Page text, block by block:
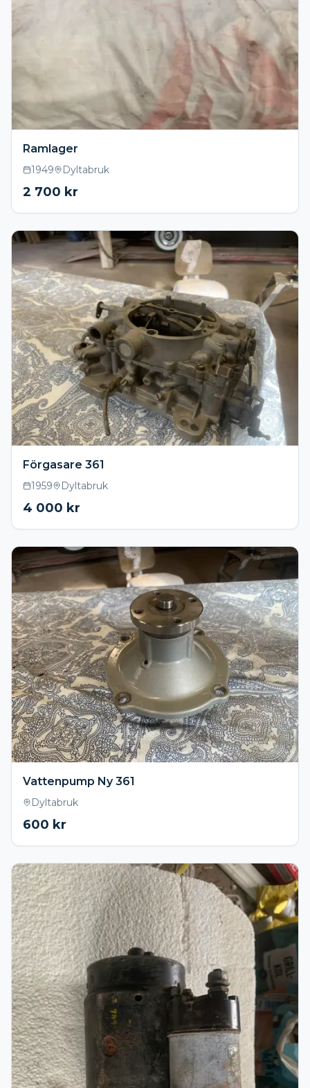
Ramlager
1949 Dyltabruk
2 700 kr
Förgasare 361
1959 Dyltabruk
4 000 kr
Vattenpump Ny 361
Dyltabruk
600 kr